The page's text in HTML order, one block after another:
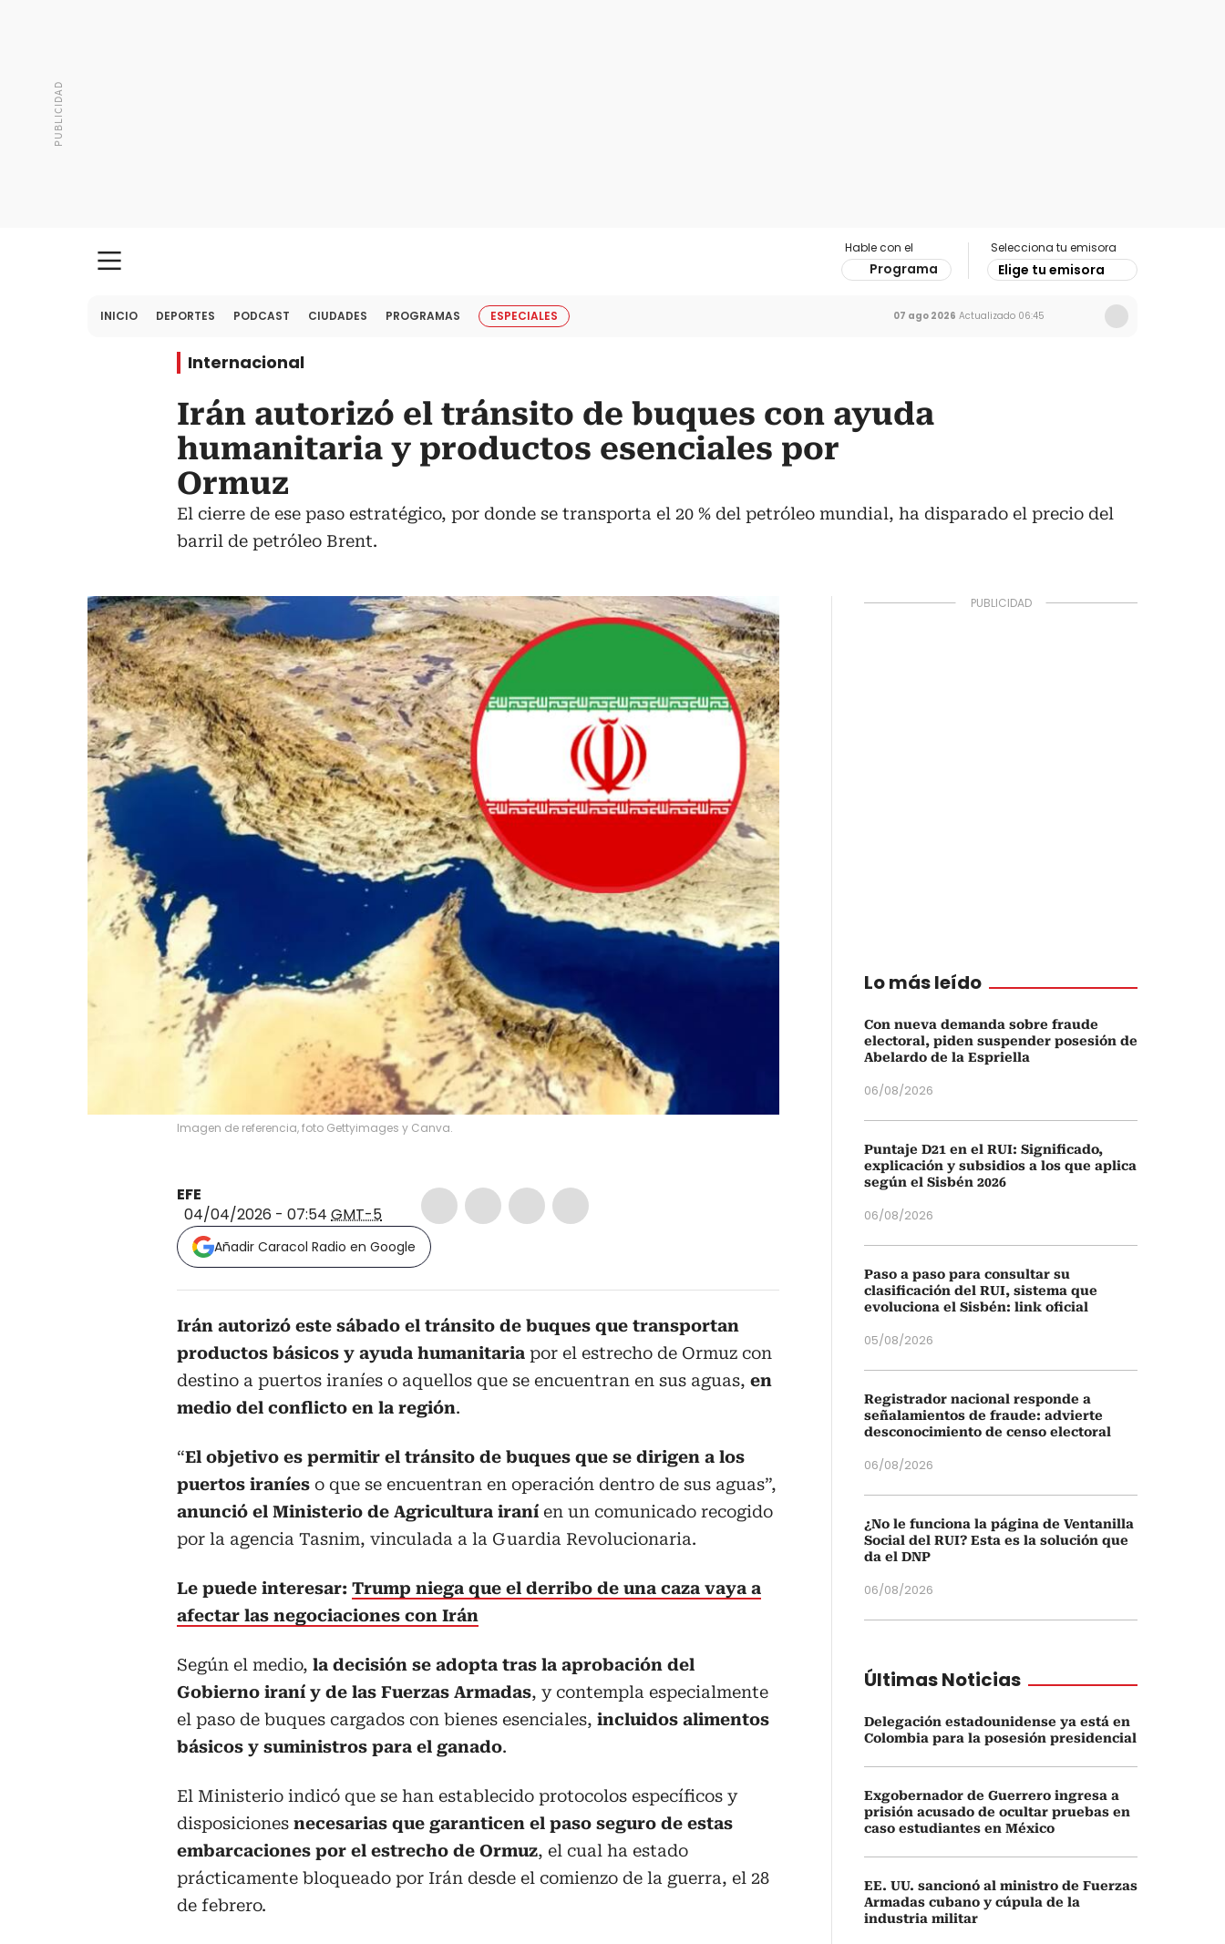
Hable con el
Programa
Selecciona tu emisora
Elige tu emisora
INICIO DEPORTES PODCAST CIUDADES PROGRAMAS ESPECIALES 07 ago 2026 Actualizado 06:45
Internacional
Irán autorizó el tránsito de buques con ayuda
humanitaria y productos esenciales por
Ormuz
El cierre de ese paso estratégico, por donde se transporta el 20 % del petróleo mundial, ha disparado el precio del
barril de petróleo Brent.
Imagen de referencia, foto Gettyimages y Canva.
EFE
04/04/2026 - 07:54 GMT-5
Añadir Caracol Radio en Google
Irán autorizó este sábado el tránsito de buques que transportan
productos básicos y ayuda humanitaria por el estrecho de Ormuz con
destino a puertos iraníes o aquellos que se encuentran en sus aguas, en
medio del conflicto en la región.
“El objetivo es permitir el tránsito de buques que se dirigen a los
puertos iraníes o que se encuentran en operación dentro de sus aguas”,
anunció el Ministerio de Agricultura iraní en un comunicado recogido
por la agencia Tasnim, vinculada a la Guardia Revolucionaria.
Le puede interesar: Trump niega que el derribo de una caza vaya a
afectar las negociaciones con Irán
Según el medio, la decisión se adopta tras la aprobación del
Gobierno iraní y de las Fuerzas Armadas, y contempla especialmente
el paso de buques cargados con bienes esenciales, incluidos alimentos
básicos y suministros para el ganado.
El Ministerio indicó que se han establecido protocolos específicos y
disposiciones necesarias que garanticen el paso seguro de estas
embarcaciones por el estrecho de Ormuz, el cual ha estado
prácticamente bloqueado por Irán desde el comienzo de la guerra, el 28
de febrero.
Lo más leído
Con nueva demanda sobre fraude
electoral, piden suspender posesión de
Abelardo de la Espriella
06/08/2026
Puntaje D21 en el RUI: Significado,
explicación y subsidios a los que aplica
según el Sisbén 2026
06/08/2026
Paso a paso para consultar su
clasificación del RUI, sistema que
evoluciona el Sisbén: link oficial
05/08/2026
Registrador nacional responde a
señalamientos de fraude: advierte
desconocimiento de censo electoral
06/08/2026
¿No le funciona la página de Ventanilla
Social del RUI? Esta es la solución que
da el DNP
06/08/2026
Últimas Noticias
Delegación estadounidense ya está en
Colombia para la posesión presidencial
Exgobernador de Guerrero ingresa a
prisión acusado de ocultar pruebas en
caso estudiantes en México
EE. UU. sancionó al ministro de Fuerzas
Armadas cubano y cúpula de la
industria militar